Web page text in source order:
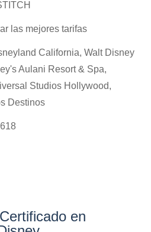
las mejores tarifas
California, Walt Disney
Aulani Resort & Spa,
Studios Hollywood,
Destinos